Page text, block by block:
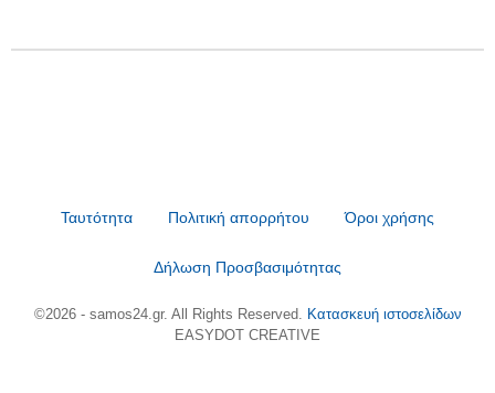
Ταυτότητα Πολιτική απορρήτου Όροι χρήσης
Δήλωση Προσβασιμότητας
©2026 - samos24.gr. All Rights Reserved. Κατασκευή ιστοσελίδων
EASYDOT CREATIVE